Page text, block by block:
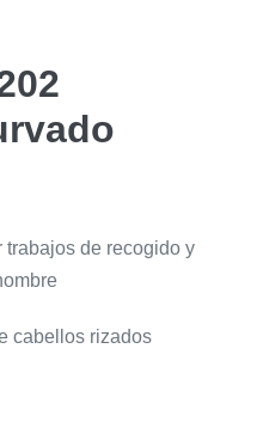
trabajos de recogido y
cabellos rizados